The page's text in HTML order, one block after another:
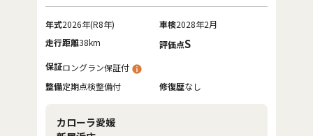
年式2026年(R8年) 車検2028年2月
走行距離38km 評価点S
保証ロングラン保証付
整備定期点検整備付 修復歴なし
カローラ愛媛